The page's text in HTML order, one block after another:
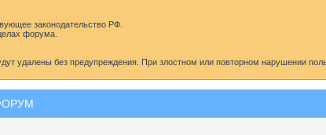
законодательство РФ.
форума.
удалены без предупреждения. При злостном или повторном нарушении